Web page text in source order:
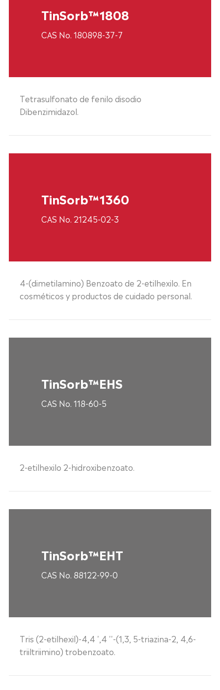
TinSorb™1808
CAS No. 180898-37-7
Tetrasulfonato de fenilo disodio
Dibenzimidazol.
TinSorb™1360
CAS No. 21245-02-3
4-(dimetilamino) Benzoato de 2-etilhexilo. En
cosméticos y productos de cuidado personal.
TinSorb™EHS
CAS No. 118-60-5
2-etilhexilo 2-hidroxibenzoato.
TinSorb™EHT
CAS No. 88122-99-0
Tris (2-etilhexil)-4,4 ',4 ''-(1,3, 5-triazina-2, 4,6-
triiltriimino) trobenzoato.